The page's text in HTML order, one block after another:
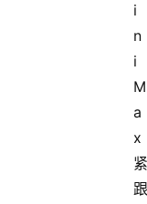
i
n
i
M
a
x
紧
跟